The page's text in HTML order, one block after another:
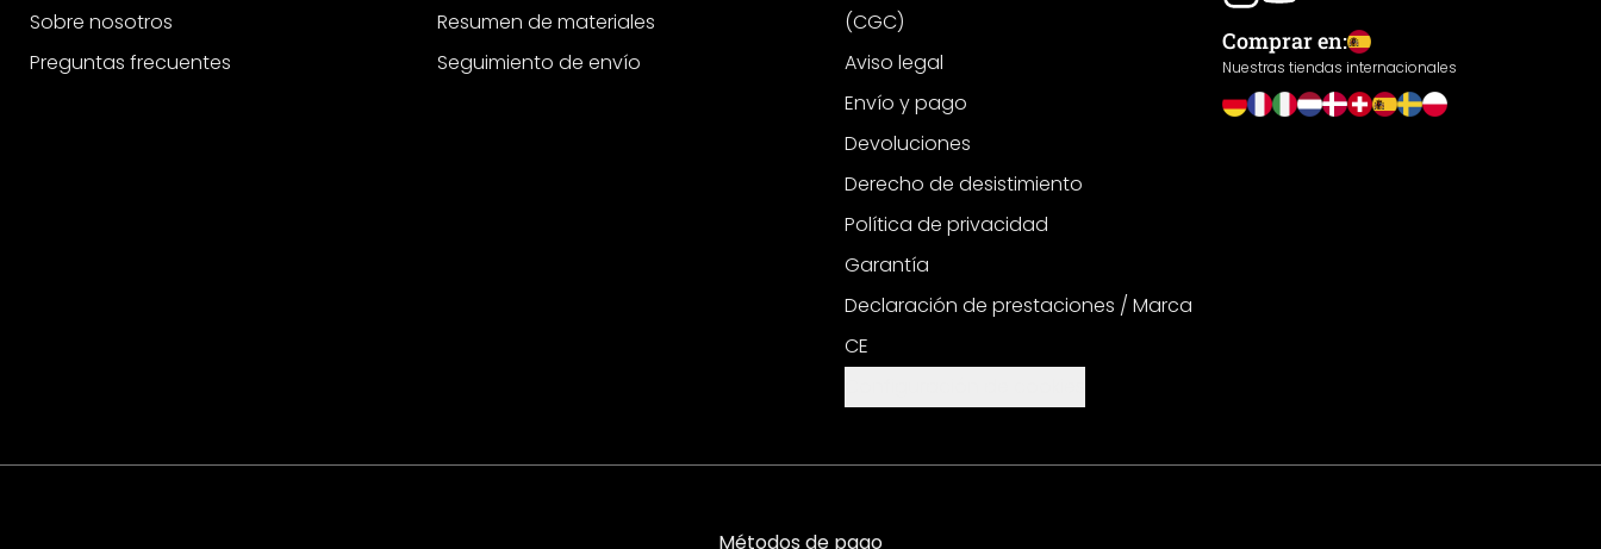
Sobre nosotros
Preguntas frecuentes
Resumen de materiales
Seguimiento de envío
(CGC)
Aviso legal
Envío y pago
Devoluciones
Derecho de desistimiento
Política de privacidad
Garantía
Declaración de prestaciones / Marca
CE
Comprar en:
Nuestras tiendas internacionales
Métodos de pago